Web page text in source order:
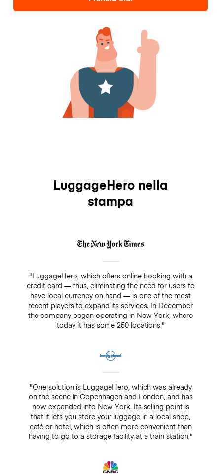
LuggageHero nella
stampa
"LuggageHero, which offers online booking with a
credit card — thus, eliminating the need for users to
have local currency on hand — is one of the most
recent players to expand its services. In December
the company began operating in New York, where
today it has some 250 locations."
"One solution is LuggageHero, which was already
on the scene in Copenhagen and London, and has
now expanded into New York. Its selling point is
that it lets you store your luggage in a local shop,
café or hotel, which is often more convenient than
having to go to a storage facility at a train station."